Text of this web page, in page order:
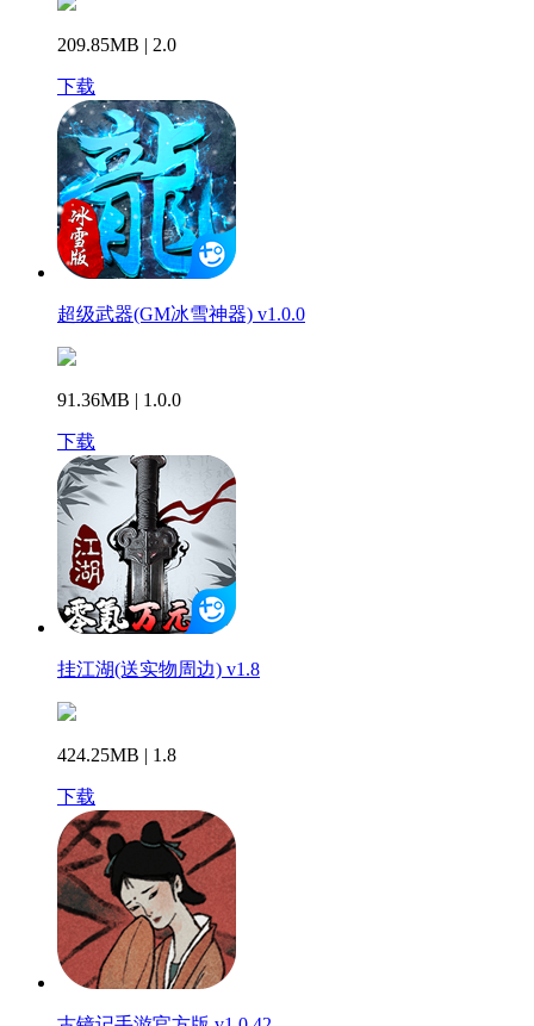
209.85MB | 2.0
下载
超级武器(GM冰雪神器) v1.0.0
91.36MB | 1.0.0
下载
挂江湖(送实物周边) v1.8
424.25MB | 1.8
下载